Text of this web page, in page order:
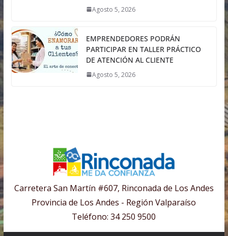
Agosto 5, 2026
EMPRENDEDORES PODRÁN
PARTICIPAR EN TALLER PRÁCTICO
DE ATENCIÓN AL CLIENTE
Agosto 5, 2026
Carretera San Martín #607, Rinconada de Los Andes
Provincia de Los Andes - Región Valparaíso
Teléfono: 34 250 9500